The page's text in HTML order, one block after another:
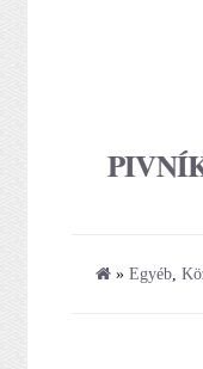
» Egyéb,